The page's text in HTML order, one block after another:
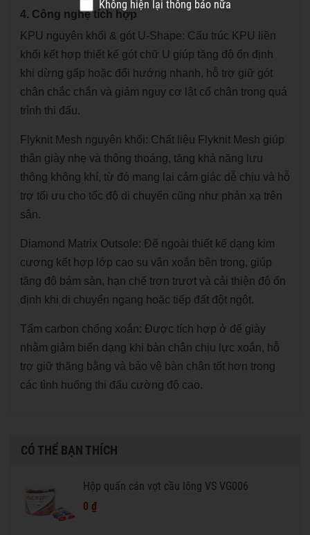
4. Công nghệ tích hợp
KPU nguyên khối & gót U-Shape: Cấu trúc KPU liền
khối kết hợp thiết kế gót chữ U giúp tăng độ ổn định
khi dừng gấp hoặc đổi hướng nhanh, hỗ trợ giữ gót
chân chắc chắn và giảm nguy cơ lật cổ chân trong quá
trình thi đấu.
Flyknit Mesh nguyên khối: Chất liệu Flyknit Mesh giúp
thân giày nhẹ và thông thoáng, tăng khả năng lưu
thông không khí, từ đó mang lại cảm giác dễ chịu và hỗ
trợ tối ưu cho tốc độ di chuyển cũng như phản xạ trên
sân.
Diamond Matrix Outsole: Đế ngoài thiết kế dạng kim
cương kết hợp lớp cao su vân xoắn bên trong, giúp
tăng độ bám sàn, hạn chế trơn trượt và cải thiện độ ổn
định khi di chuyển ngang hoặc tiếp đất đột ngột.
Tấm carbon chống xoắn: Được tích hợp ở đế giày
nhằm giảm biến dạng khi bàn chân chịu lực xoắn, hỗ
trợ giữ thăng bằng và bảo vệ bàn chân tốt hơn trong
các tình huống thi đấu cường độ cao.
CÓ THỂ BẠN THÍCH
Hộp quấn cán vợt cầu lông VS VG006
0 ₫
Không hiện lại thông báo nữa